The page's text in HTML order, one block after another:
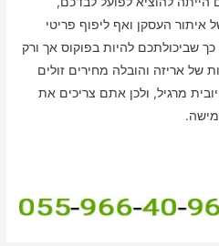
איתור העסקן ואף ליפוף פריטי
שביכולתכם להיות בפוקוס אך ורק
של אריזה והובלה מחירים זולים
מרגיל, ולכן אתם צריכים את